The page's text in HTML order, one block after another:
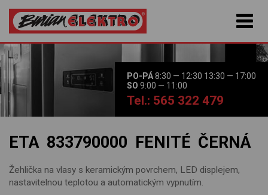
PO-PÁ8:30 — 12:30 13:30 — 17:00
SO 9:00 — 11:00
Tel.: 565 322 479
ETA 833790000 FENITÉ ČERNÁ
Žehlička na vlasy s keramickým povrchem, LED displejem,
nastavitelnou teplotou a automatickým vypnutím.